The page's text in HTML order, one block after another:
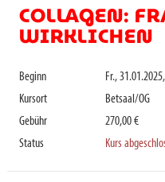
COLLAGEN:
WIRKLICHEN
Beginn
Fr.,
Kursort
Betsaal/OG
Gebühr
270,00 €
Status
Kurs